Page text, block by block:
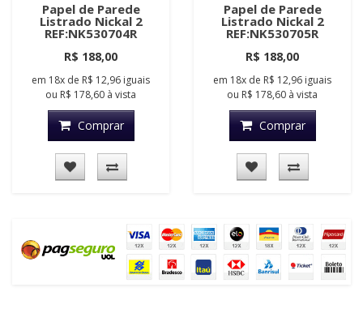
Papel de Parede
Listrado Nickal 2
REF:NK530704R
R$ 188,00
em 18x de R$ 12,96 iguais
ou R$ 178,60 à vista
Comprar
Papel de Parede
Listrado Nickal 2
REF:NK530705R
R$ 188,00
em 18x de R$ 12,96 iguais
ou R$ 178,60 à vista
Comprar